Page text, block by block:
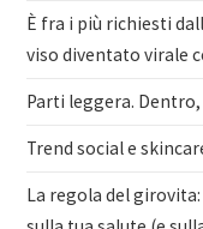
È fra i più richiesti
viso diventato virale
Parti leggera.
Trend social e
La regola del